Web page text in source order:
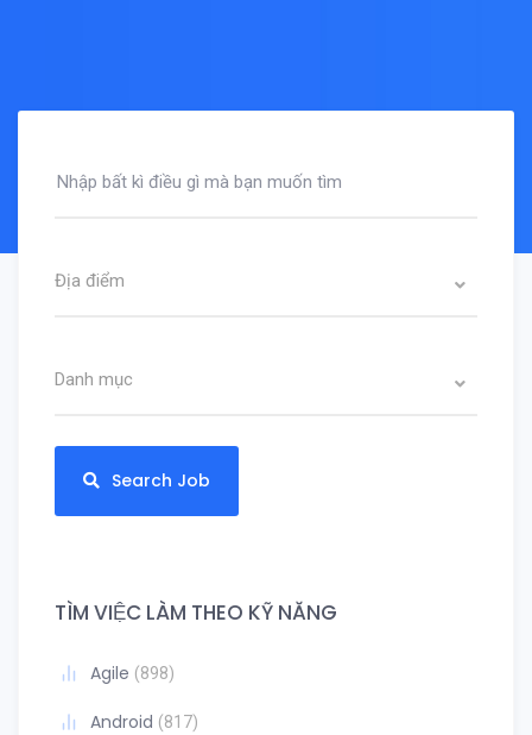
Địa điểm
Danh mục
Search Job
TÌM VIỆC LÀM THEO KỸ NĂNG
Agile (898)
Android (817)